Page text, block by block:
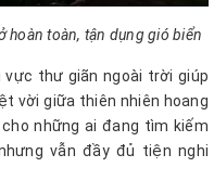
hoàn toàn, tận dụng gió biển
vực thư giãn ngoài trời giúp
vời giữa thiên nhiên hoang
những ai đang tìm kiếm
vẫn đầy đủ tiện nghi